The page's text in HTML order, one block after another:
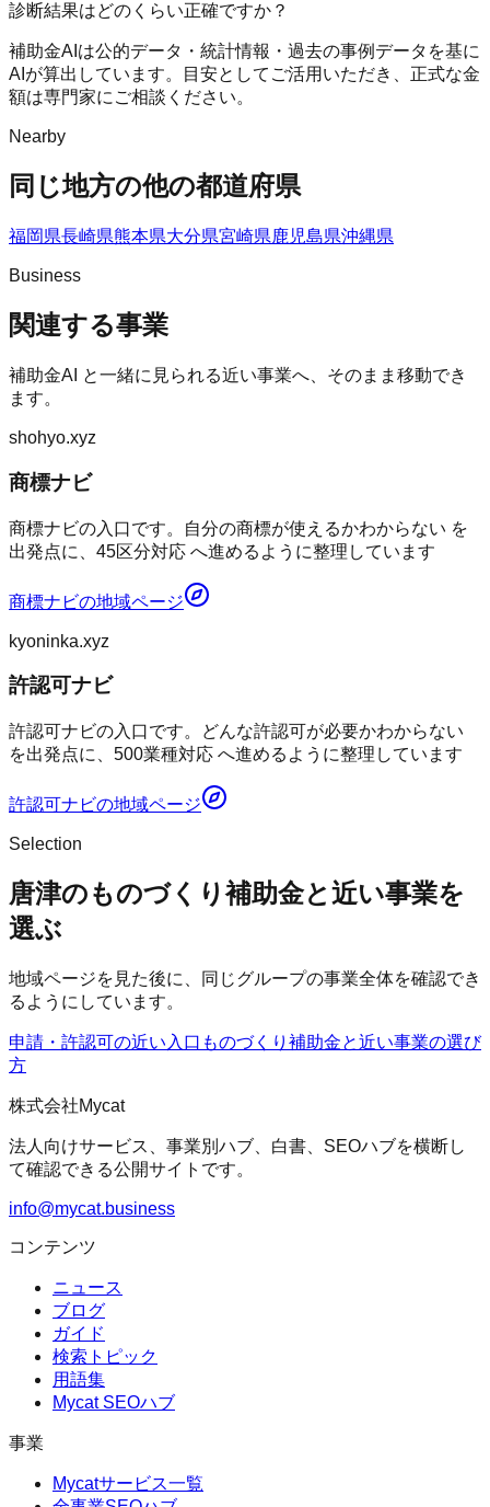
診断結果はどのくらい正確ですか？
補助金AIは公的データ・統計情報・過去の事例データを基に
AIが算出しています。目安としてご活用いただき、正式な金
額は専門家にご相談ください。
Nearby
同じ地方の他の都道府県
福岡県長崎県熊本県大分県宮崎県鹿児島県沖縄県
Business
関連する事業
補助金AI
と一緒に見られる近い事業へ、そのまま移動でき
ます。
shohyo.xyz
商標ナビ
商標ナビの入口です。自分の商標が使えるかわからない を
出発点に、45区分対応 へ進めるように整理しています
商標ナビの地域ページ
kyoninka.xyz
許認可ナビ
許認可ナビの入口です。どんな許認可が必要かわからない
を出発点に、500業種対応 へ進めるように整理しています
許認可ナビの地域ページ
Selection
唐津のものづくり補助金と近い事業を
選ぶ
地域ページを見た後に、同じグループの事業全体を確認でき
るようにしています。
申請・許認可の近い入口 ものづくり補助金と近い事業の選び
方
株式会社Mycat
法人向けサービス、事業別ハブ、白書、SEOハブを横断し
て確認できる公開サイトです。
info@mycat.business
コンテンツ
ニュース
ブログ
ガイド
検索トピック
用語集
Mycat SEOハブ
事業
Mycatサービス一覧